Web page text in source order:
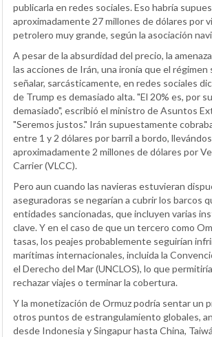
publicarla en redes sociales. Eso habría
aproximadamente 27 millones de dólares por
petrolero muy grande, según la asociación
A pesar de la absurdidad del precio, la
las acciones de Irán, una ironía que el régimen
señalar, sarcásticamente, en redes sociales
de Trump es demasiado alta. "El 20% es, por
demasiado", escribió el ministro de Asuntos
"Seremos justos." Irán supuestamente
entre 1 y 2 dólares por barril a bordo,
aproximadamente 2 millones de dólares por
Carrier (VLCC).
Pero aun cuando las navieras estuvieran
aseguradoras se negarían a cubrir los barcos
entidades sancionadas, que incluyen varias
clave. Y en el caso de que un tercero como
tasas, los peajes probablemente seguirían
marítimas internacionales, incluida la
el Derecho del Mar (UNCLOS), lo que
rechazar viajes o terminar la cobertura.
Y la monetización de Ormuz podría sentar un
otros puntos de estrangulamiento globales,
desde Indonesia y Singapur hasta China,